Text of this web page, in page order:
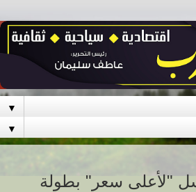
▼
▼
"لأعلى سعر" بطولة